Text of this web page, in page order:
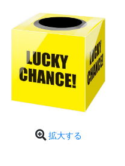
拡大する